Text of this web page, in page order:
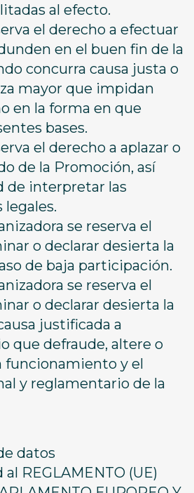
al efecto.
el derecho a efectuar
en el buen fin de la
concurra causa justa o
mayor que impidan
en la forma en que
bases.
el derecho a aplazar o
de la Promoción, así
de interpretar las
legales.
se reserva el
o declarar desierta la
de baja participación.
se reserva el
o declarar desierta la
justificada a
que defraude, altere o
y el
y reglamentario de la
datos
REGLAMENTO (UE)